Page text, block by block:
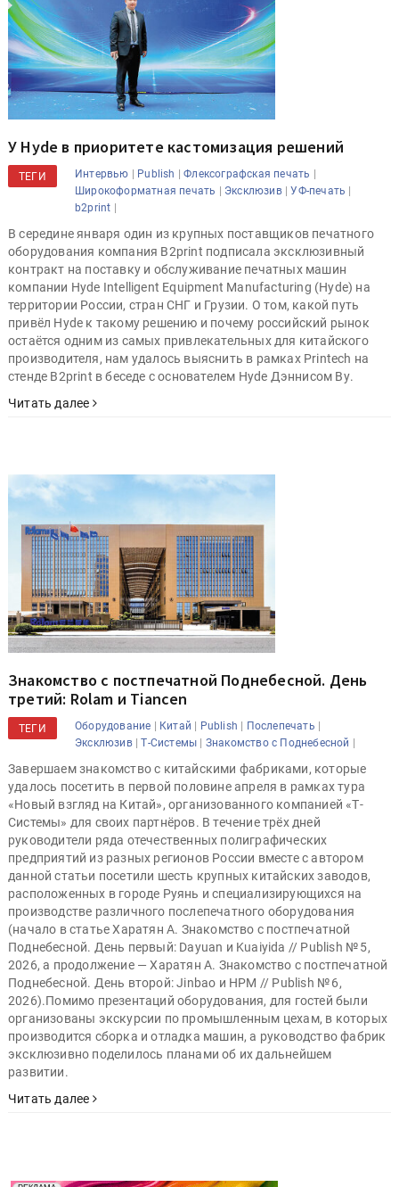
У Hyde в приоритете кастомизация решений
ТЕГИ Интервью | Publish |Флексографская печать |
Широкоформатная печать | Эксклюзив|УФ-печать |
b2print |
В середине января один из крупных поставщиков печатного
оборудования компания B2print подписала эксклюзивный
контракт на поставку и обслуживание печатных машин
компании Hyde Intelligent Equipment Manufacturing (Hyde) на
территории России, стран СНГ и Грузии. О том, какой путь
привёл Hyde к такому решению и почему российский рынок
остаётся одним из самых привлекательных для китайского
производителя, нам удалось выяснить в рамках Printech на
стенде B2print в беседе с основателем Hyde Дэннисом Ву.
Читать далее
Знакомство с постпечатной Поднебесной. День
третий: Rolam и Tiancen
ТЕГИ Оборудование | Китай | Publish | Послепечать |
Эксклюзив|Т-Системы | Знакомство с Поднебесной |
Завершаем знакомство с китайскими фабриками, которые
удалось посетить в первой половине апреля в рамках тура
«Новый взгляд на Китай», организованного компанией «Т-
Системы» для своих партнёров. В течение трёх дней
руководители ряда отечественных полиграфических
предприятий из разных регионов России вместе с автором
данной статьи посетили шесть крупных китайских заводов,
расположенных в городе Руянь и специализирующихся на
производстве различного послепечатного оборудования
(начало в статье Харатян А. Знакомство с постпечатной
Поднебесной. День первый: Dayuan и Kuaiyida // Publish № 5,
2026, а продолжение — Харатян А. Знакомство с постпечатной
Поднебесной. День второй: Jinbao и HPM // Publish № 6,
2026).Помимо презентаций оборудования, для гостей были
организованы экскурсии по промышленным цехам, в которых
производится сборка и отладка машин, а руководство фабрик
эксклюзивно поделилось планами об их дальнейшем
развитии.
Читать далее